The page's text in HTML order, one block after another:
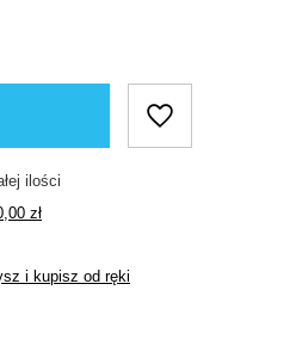
ilości
zł
i kupisz od ręki